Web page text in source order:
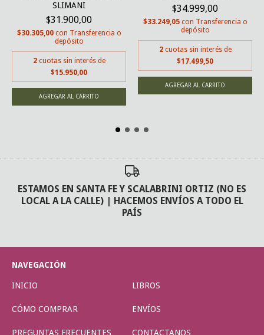
SLIMANI
$31.900,00
$30.305,00 con Transferencia o
depósito
2 cuotas sin interés de
$15.950,00
$34.999,00
$33.249,05 con Transferencia o
depósito
2 cuotas sin interés de
$17.499,50
ESTAMOS EN SANTA FE Y SCALABRINI ORTIZ (NO ES
LOCAL A LA CALLE) | HACEMOS ENVÍOS A TODO EL
PAÍS
NAVEGACIÓN
INICIO LIBROS
CÓMO COMPRAR ENVÍOS
PREGUNTAS FRECUENTES CONTACTANOS